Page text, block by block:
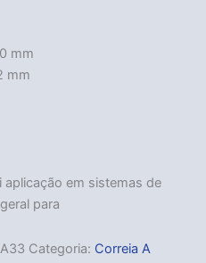
mm
mm
em sistemas de
para
Categoria: Correia A